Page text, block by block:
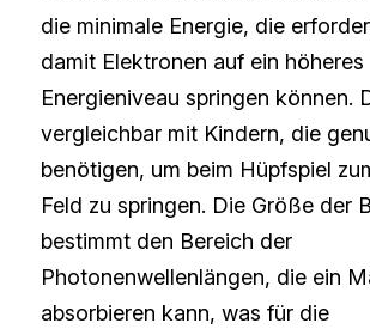
die minimale Energie, die
damit Elektronen auf ein höheres
Energieniveau springen können.
vergleichbar mit Kindern, die
benötigen, um beim Hüpfspiel
Feld zu springen. Die Größe der
bestimmt den Bereich der
Photonenwellenlängen, die ein
absorbieren kann, was für die